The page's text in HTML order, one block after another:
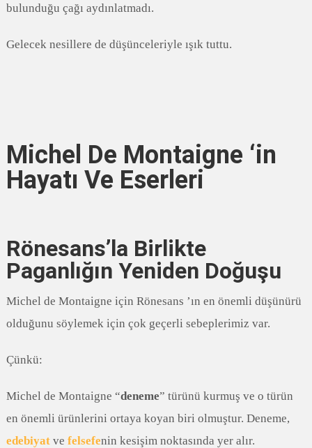
bulunduğu çağı aydınlatmadı.
Gelecek nesillere de düşünceleriyle ışık tuttu.
Michel De Montaigne ‘in
Hayatı Ve Eserleri
Rönesans’la Birlikte
Paganlığın Yeniden Doğuşu
Michel de Montaigne için Rönesans ’ın en önemli düşünürü
olduğunu söylemek için çok geçerli sebeplerimiz var.
Çünkü:
Michel de Montaigne “deneme” türünü kurmuş ve o türün
en önemli ürünlerini ortaya koyan biri olmuştur. Deneme,
edebiyatve felsefenin kesişim noktasında yer alır.